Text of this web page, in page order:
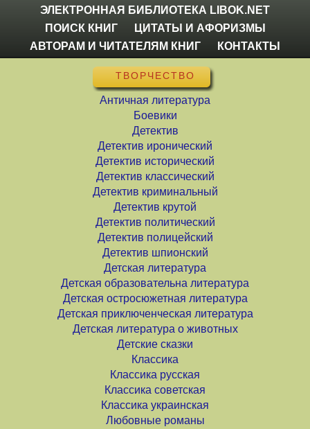
ЭЛЕКТРОННАЯ БИБЛИОТЕКА LIBOK.NET
ПОИСК КНИГ
ЦИТАТЫ И АФОРИЗМЫ
АВТОРАМ И ЧИТАТЕЛЯМ КНИГ
КОНТАКТЫ
ТВОРЧЕСТВО
Античная литература
Боевики
Детектив
Детектив иронический
Детектив исторический
Детектив классический
Детектив криминальный
Детектив крутой
Детектив политический
Детектив полицейский
Детектив шпионский
Детская литература
Детская образовательна литература
Детская остросюжетная литература
Детская приключенческая литература
Детская литература о животных
Детские сказки
Классика
Классика русская
Классика советская
Классика украинская
Любовные романы